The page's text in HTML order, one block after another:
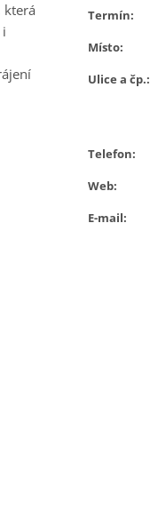
která
i
Termín:
Místo:
Ulice a čp.:
Telefon:
Web:
E-mail: